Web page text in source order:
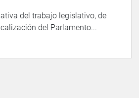
del trabajo legislativo, de
del Parlamento...